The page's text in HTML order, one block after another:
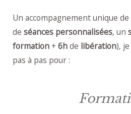
Un accompagnement unique de
de séances personnalisées, un
formation + 6hde libération),
pas à pas pour :